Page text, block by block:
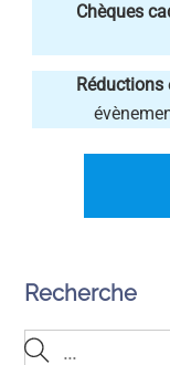
Chèques
Réductions
Recherche